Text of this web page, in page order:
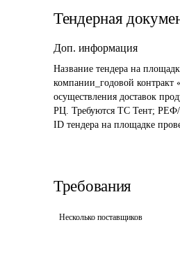
Тендерная
Доп. информация
Название тендера на
компании_годовой
осуществления доставок
РЦ. Требуются ТС Тент; РЕФ/
ID тендера на площадке
Требования
Несколько поставщиков